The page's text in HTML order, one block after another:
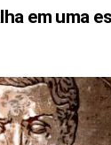
em uma